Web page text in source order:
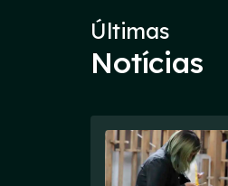
Últimas
Notícias